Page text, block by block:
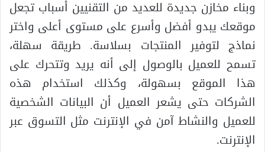
وبناء مخازن جديدة للعديد من التقنيين أسباب تجعل
موقعك يبدو أفضل وأسرع على مستوى أعلى واختر
نماذج لتوفير المنتجات بسلاسة. طريقة سهلة،
تسمح للعميل بالوصول إلى أنه يريد وتتحرك على
هذا الموقع بسهولة، وكذلك استخدام هذه
الشركات حتى يشعر العميل أن البيانات الشخصية
للعميل والنشاط آمن في الإنترنت مثل التسوق عبر
الإنترنت.